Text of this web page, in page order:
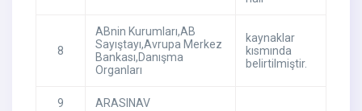
8
ABnin Kurumları,AB
Sayıştayı,Avrupa Merkez
Bankası,Danışma
Organları
kaynaklar
kısmında
belirtilmiştir.
9 ARASINAV